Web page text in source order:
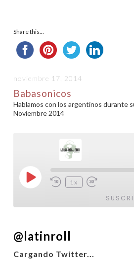
Share this...
noviembre 17, 2014
Babasonicos
Hablamos con los argentinos durante
Noviembre 2014
Reproducir
episodio
1x
FEED RSS
@latinroll
Cargando Twitter...